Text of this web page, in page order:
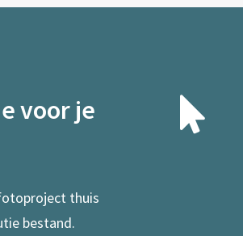
voor je
thuis
bestand.